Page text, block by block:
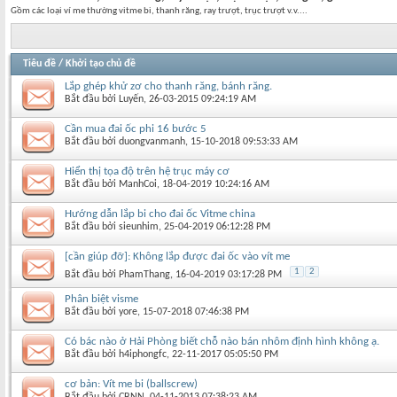
Gồm các loại ví me thường vitme bi, thanh răng, ray trượt, trục trượt v.v....
Tiêu đề / Khởi tạo chủ đề
Lắp ghép khử zơ cho thanh răng, bánh răng.
Bắt đầu bởi Luyến‎, 26-03-2015 09:24:19 AM
Cần mua đai ốc phi 16 bước 5
Bắt đầu bởi duongvanmanh‎, 15-10-2018 09:53:33 AM
Hiển thị tọa độ trên hệ trục máy cơ
Bắt đầu bởi ManhCoi‎, 18-04-2019 10:24:16 AM
Hướng dẫn lắp bi cho đai ốc Vitme china
Bắt đầu bởi sieunhim‎, 25-04-2019 06:12:28 PM
[cần giúp đỡ]: Không lắp được đai ốc vào vít me
Bắt đầu bởi PhamThang‎, 16-04-2019 03:17:28 PM 1 2
Phân biệt visme
Bắt đầu bởi yore‎, 15-07-2018 07:46:38 PM
Có bác nào ở Hải Phòng biết chỗ nào bán nhôm định hình không ạ.
Bắt đầu bởi h4iphongfc‎, 22-11-2017 05:05:50 PM
cơ bản: Vít me bi (ballscrew)